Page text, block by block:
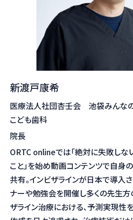
新渡戸康希
医療法人社団杏壬会 池袋みんな
こども歯科
院長
ORTC onlineでは「絶対に失敗しな
こと」を始め動画コンテンツで自身
共有。インビザラインが日本で導入
ナーや勉強会を開催し多くの先生方
ザライン治療における、予測実現性